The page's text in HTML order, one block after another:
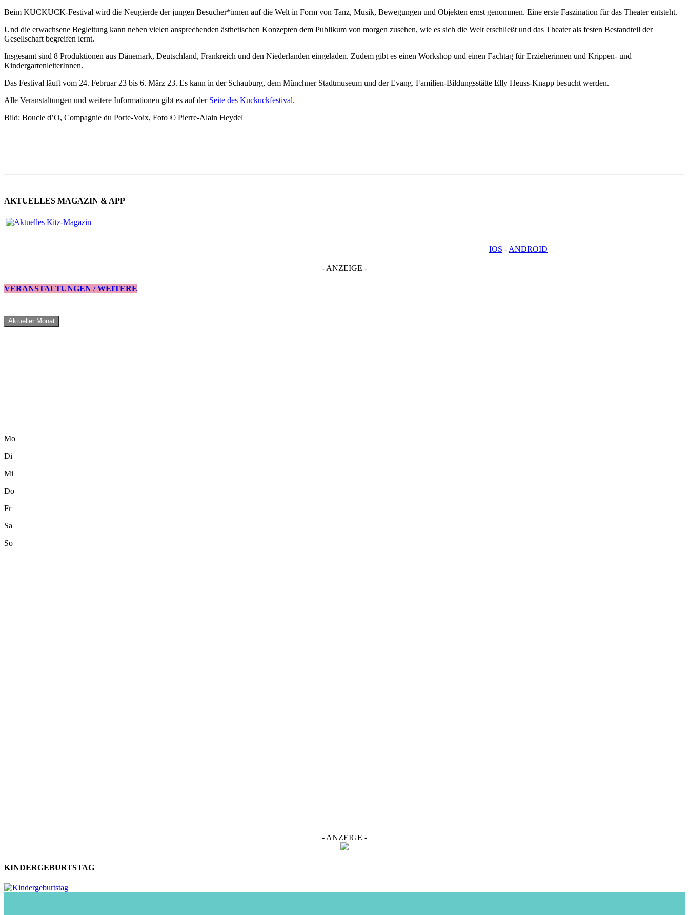
Beim KUCKUCK-Festival wird die Neugierde der jungen Besucher*innen auf die Welt in Form von Tanz, Musik, Bewegungen und Objekten ernst genommen. Eine erste Faszination für das Theater entsteht.
Und die erwachsene Begleitung kann neben vielen ansprechenden ästhetischen Konzepten dem Publikum von morgen zusehen, wie es sich die Welt erschließt und das Theater als festen Bestandteil der
Gesellschaft begreifen lernt.
Insgesamt sind 8 Produktionen aus Dänemark, Deutschland, Frankreich und den Niederlanden eingeladen. Zudem gibt es einen Workshop und einen Fachtag für Erzieherinnen und Krippen- und
KindergartenleiterInnen.
Das Festival läuft vom 24. Februar 23 bis 6. März 23. Es kann in der Schauburg, dem Münchner Stadtmuseum und der Evang. Familien-Bildungsstätte Elly Heuss-Knapp besucht werden.
Alle Veranstaltungen und weitere Informationen gibt es auf der Seite des Kuckuckfestival.
Bild: Boucle d’O, Compagnie du Porte-Voix, Foto © Pierre-Alain Heydel
AKTUELLES MAGAZIN & APP
IOS - ANDROID
- ANZEIGE -
VERANSTALTUNGEN / WEITERE
Aktueller Monat
Mo
Di
Mi
Do
Fr
Sa
So
- ANZEIGE -
KINDERGEBURTSTAG